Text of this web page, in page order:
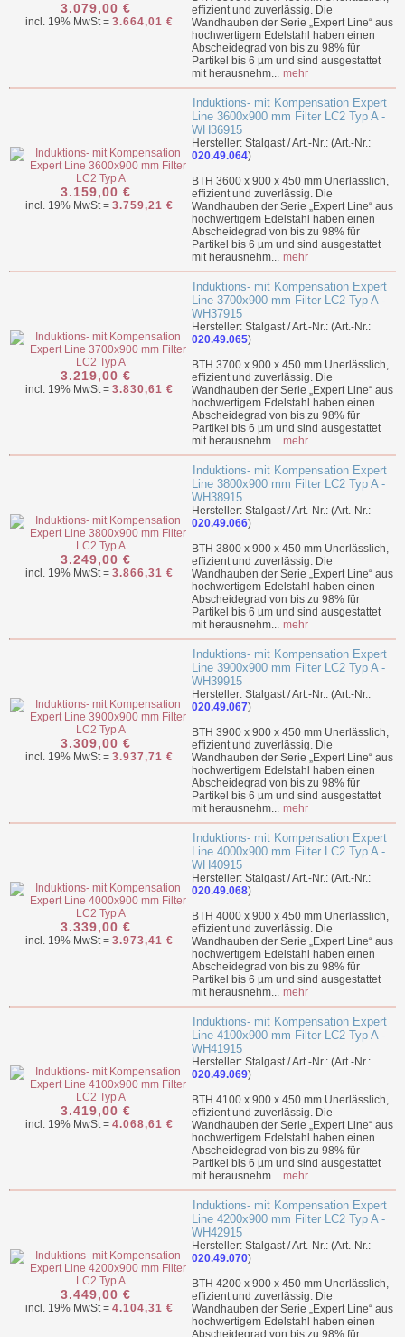
3.079,00 €
incl. 19% MwSt = 3.664,01 €
effizient und zuverlässig. Die
Wandhauben der Serie „Expert Line“ aus
hochwertigem Edelstahl haben einen
Abscheidegrad von bis zu 98% für
Partikel bis 6 µm und sind ausgestattet
mit herausnehm... mehr
3.159,00 €
incl. 19% MwSt = 3.759,21 €
Induktions- mit Kompensation Expert
Line 3600x900 mm Filter LC2 Typ A -
WH36915
Hersteller: Stalgast / Art.-Nr.: (Art.-Nr.:
020.49.064)
BTH 3600 x 900 x 450 mm Unerlässlich,
effizient und zuverlässig. Die
Wandhauben der Serie „Expert Line“ aus
hochwertigem Edelstahl haben einen
Abscheidegrad von bis zu 98% für
Partikel bis 6 µm und sind ausgestattet
mit herausnehm... mehr
3.219,00 €
incl. 19% MwSt = 3.830,61 €
Induktions- mit Kompensation Expert
Line 3700x900 mm Filter LC2 Typ A -
WH37915
Hersteller: Stalgast / Art.-Nr.: (Art.-Nr.:
020.49.065)
BTH 3700 x 900 x 450 mm Unerlässlich,
effizient und zuverlässig. Die
Wandhauben der Serie „Expert Line“ aus
hochwertigem Edelstahl haben einen
Abscheidegrad von bis zu 98% für
Partikel bis 6 µm und sind ausgestattet
mit herausnehm... mehr
3.249,00 €
incl. 19% MwSt = 3.866,31 €
Induktions- mit Kompensation Expert
Line 3800x900 mm Filter LC2 Typ A -
WH38915
Hersteller: Stalgast / Art.-Nr.: (Art.-Nr.:
020.49.066)
BTH 3800 x 900 x 450 mm Unerlässlich,
effizient und zuverlässig. Die
Wandhauben der Serie „Expert Line“ aus
hochwertigem Edelstahl haben einen
Abscheidegrad von bis zu 98% für
Partikel bis 6 µm und sind ausgestattet
mit herausnehm... mehr
3.309,00 €
incl. 19% MwSt = 3.937,71 €
Induktions- mit Kompensation Expert
Line 3900x900 mm Filter LC2 Typ A -
WH39915
Hersteller: Stalgast / Art.-Nr.: (Art.-Nr.:
020.49.067)
BTH 3900 x 900 x 450 mm Unerlässlich,
effizient und zuverlässig. Die
Wandhauben der Serie „Expert Line“ aus
hochwertigem Edelstahl haben einen
Abscheidegrad von bis zu 98% für
Partikel bis 6 µm und sind ausgestattet
mit herausnehm... mehr
3.339,00 €
incl. 19% MwSt = 3.973,41 €
Induktions- mit Kompensation Expert
Line 4000x900 mm Filter LC2 Typ A -
WH40915
Hersteller: Stalgast / Art.-Nr.: (Art.-Nr.:
020.49.068)
BTH 4000 x 900 x 450 mm Unerlässlich,
effizient und zuverlässig. Die
Wandhauben der Serie „Expert Line“ aus
hochwertigem Edelstahl haben einen
Abscheidegrad von bis zu 98% für
Partikel bis 6 µm und sind ausgestattet
mit herausnehm... mehr
3.419,00 €
incl. 19% MwSt = 4.068,61 €
Induktions- mit Kompensation Expert
Line 4100x900 mm Filter LC2 Typ A -
WH41915
Hersteller: Stalgast / Art.-Nr.: (Art.-Nr.:
020.49.069)
BTH 4100 x 900 x 450 mm Unerlässlich,
effizient und zuverlässig. Die
Wandhauben der Serie „Expert Line“ aus
hochwertigem Edelstahl haben einen
Abscheidegrad von bis zu 98% für
Partikel bis 6 µm und sind ausgestattet
mit herausnehm... mehr
3.449,00 €
incl. 19% MwSt = 4.104,31 €
Induktions- mit Kompensation Expert
Line 4200x900 mm Filter LC2 Typ A -
WH42915
Hersteller: Stalgast / Art.-Nr.: (Art.-Nr.:
020.49.070)
BTH 4200 x 900 x 450 mm Unerlässlich,
effizient und zuverlässig. Die
Wandhauben der Serie „Expert Line“ aus
hochwertigem Edelstahl haben einen
Abscheidegrad von bis zu 98% für